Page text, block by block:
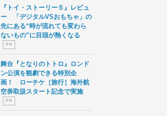
『トイ・ストーリー５』レビュ
ー 「デジタルVSおもちゃ」の
先にある“時が流れても変わら
ないもの”に目頭が熱くなる
P R
舞台『となりのトトロ』ロンド
ン公演を観劇できる特別企
画！ ローチケ［旅行］海外航
空券取扱スタート記念で実施
P R